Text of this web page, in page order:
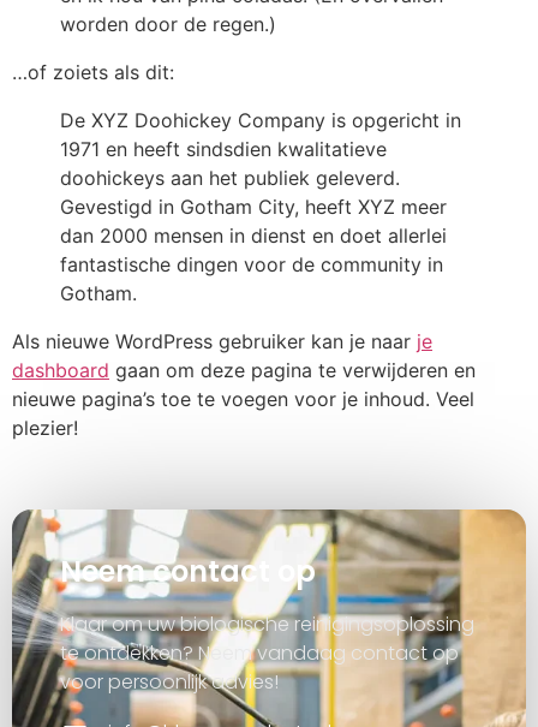
worden door de regen.)
…of zoiets als dit:
De XYZ Doohickey Company is opgericht in
1971 en heeft sindsdien kwalitatieve
doohickeys aan het publiek geleverd.
Gevestigd in Gotham City, heeft XYZ meer
dan 2000 mensen in dienst en doet allerlei
fantastische dingen voor de community in
Gotham.
Als nieuwe WordPress gebruiker kan je naar je
dashboard gaan om deze pagina te verwijderen en
nieuwe pagina’s toe te voegen voor je inhoud. Veel
plezier!
Neem contact op
Klaar om uw biologische reinigingsoplossing
te ontdekken? Neem vandaag contact op
voor persoonlijk advies!